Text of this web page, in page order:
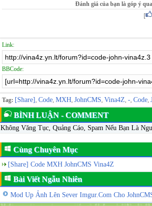
Đánh giá của bạn là góp ý
[
Link:
BBCode:
Tag: [Share], Code, MXH, JohnCMS, Vina4Z, -, Code,
BÌNH LUẬN - COMMENT
Không Văng Tục, Quảng Cáo, Spam Nếu Bạn Là
Cùng Chuyên Mục
[Share] Code MXH JohnCMS Vina4Z
Bài Viết Ngẫu Nhiên
Mod Up Ảnh Lên Sever Imgur.Com Cho